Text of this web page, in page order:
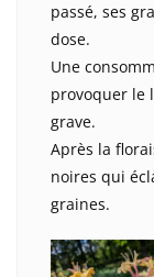
passé, ses
dose.
Une
provoquer le
grave.
Après la
noires qui
graines.